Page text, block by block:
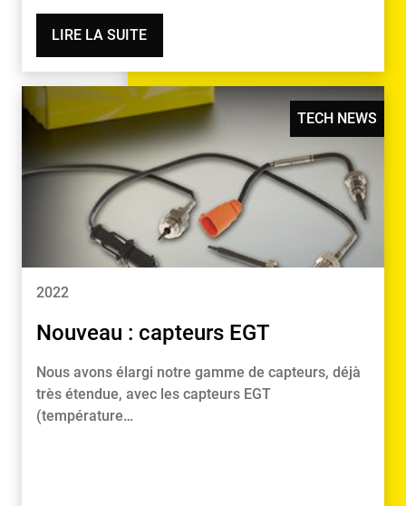
LIRE LA SUITE
TECH NEWS
2022
Nouveau : capteurs EGT
Nous avons élargi notre gamme de capteurs, déjà
très étendue, avec les capteurs EGT
(température…